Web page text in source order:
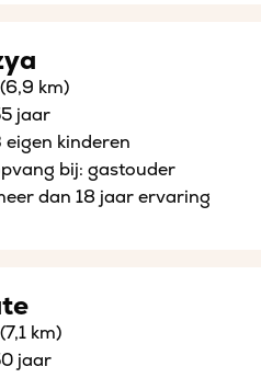
(6,9 km)
jaar
eigen kinderen
bij: gastouder
dan 18 jaar ervaring
(7,1 km)
jaar